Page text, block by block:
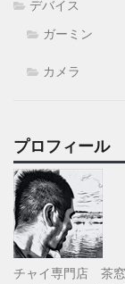
デバイス
ガーミン
カメラ
プロフィール
チャイ専門店 茶窓